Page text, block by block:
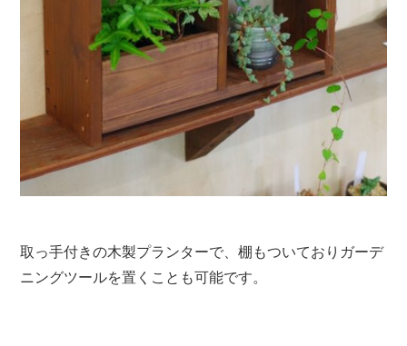
取っ手付きの木製プランターで、棚もついておりガーデ
ニングツールを置くことも可能です。